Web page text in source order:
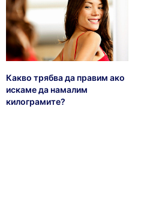
Какво трябва да правим ако
искаме да намалим
килограмите?